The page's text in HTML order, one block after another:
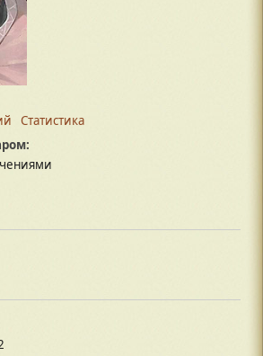
Статистика